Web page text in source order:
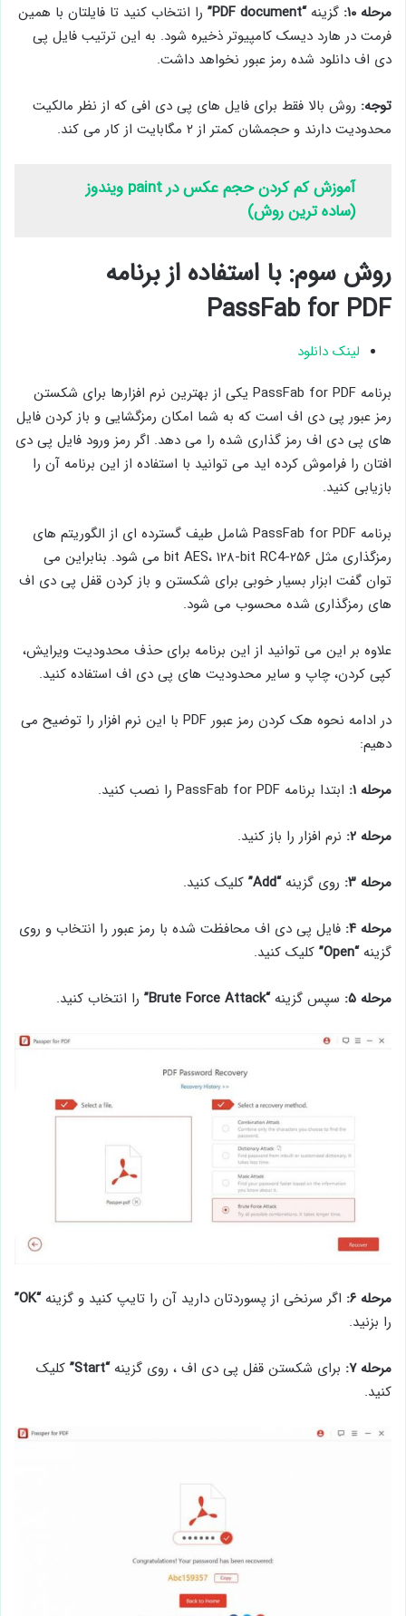
مرحله ۱۰: گزینه“PDF document”
را انتخاب کنید تا فایلتان با همین
فرمت در هارد دیسک کامپیوتر ذخیره شود. به این ترتیب فایل پی
دی اف دانلود شده رمز عبور نخواهد داشت.
توجه: روش بالا فقط برای فایل های پی دی افی که از نظر مالکیت
محدودیت دارند و حجمشان کمتر از ۲ مگابایت از کار می کند.
آموزش کم کردن حجم عکس در paint ویندوز
(ساده ترین روش)
روش سوم: با استفاده از برنامه
PassFab for PDF
لینک دانلود
برنامه PassFab for PDF یکی از بهترین نرم افزارها برای شکستن
رمز عبور پی دی اف است که به شما امکان رمزگشایی و باز کردن فایل
های پی دی اف رمز گذاری شده را می دهد. اگر رمز ورود فایل پی دی
افتان را فراموش کرده اید می توانید با استفاده از این برنامه آن را
بازیابی کنید.
برنامه PassFab for PDF شامل طیف گسترده ای از الگوریتم های
رمزگذاری مثل ۲۵۶-bit AES، ۱۲۸-bit RC4 می شود. بنابراین می
توان گفت ابزار بسیار خوبی برای شکستن و باز کردن قفل پی دی اف
های رمزگذاری شده محسوب می شود.
علاوه بر این می توانید از این برنامه برای حذف محدودیت ویرایش،
کپی کردن، چاپ و سایر محدودیت های پی دی اف استفاده کنید.
در ادامه نحوه هک کردن رمز عبور PDF با این نرم افزار را توضیح می
دهیم:
مرحله ۱: ابتدا برنامه PassFab for PDF را نصب کنید.
مرحله ۲: نرم افزار را باز کنید.
مرحله ۳: روی گزینه“Add” کلیک کنید.
مرحله ۴:
فایل پی دی اف محافظت شده با رمز عبور را انتخاب و روی
گزینه“Open” کلیک کنید.
مرحله ۵: سپس گزینه“Brute Force Attack” را انتخاب کنید.
مرحله ۶: اگر سرنخی از پسوردتان دارید آن را تایپ کنید و گزینه“OK”
را بزنید.
مرحله ۷: برای شکستن قفل پی دی اف ، روی گزینه“Start”
کلیک
کنید.